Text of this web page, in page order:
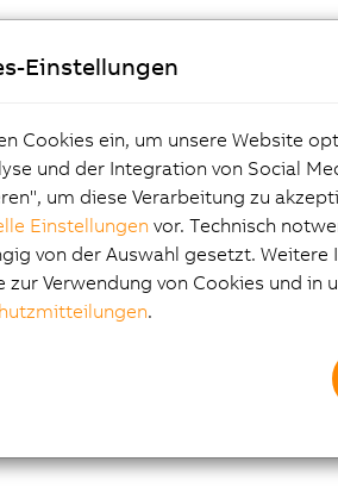
Einstellungen
Cookies ein, um unsere Website
und der Integration von Social
um diese Verarbeitung zu
Einstellungen vor. Technisch
von der Auswahl gesetzt. Weitere
zur Verwendung von Cookies und in
.